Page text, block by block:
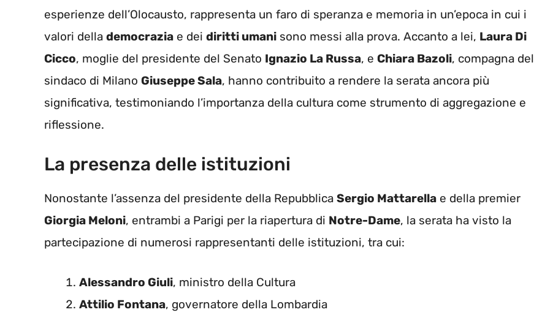
esperienze dell’Olocausto, rappresenta un faro di speranza e memoria in un’epoca in cui i
valori della democrazia e dei diritti umani sono messi alla prova. Accanto a lei, Laura Di
Cicco, moglie del presidente del Senato Ignazio La Russa, e Chiara Bazoli, compagna del
sindaco di Milano Giuseppe Sala, hanno contribuito a rendere la serata ancora più
significativa, testimoniando l’importanza della cultura come strumento di aggregazione e
riflessione.
La presenza delle istituzioni
Nonostante l’assenza del presidente della Repubblica Sergio Mattarella e della premier
Giorgia Meloni, entrambi a Parigi per la riapertura di Notre-Dame, la serata ha visto la
partecipazione di numerosi rappresentanti delle istituzioni, tra cui:
Alessandro Giuli, ministro della Cultura
Attilio Fontana, governatore della Lombardia